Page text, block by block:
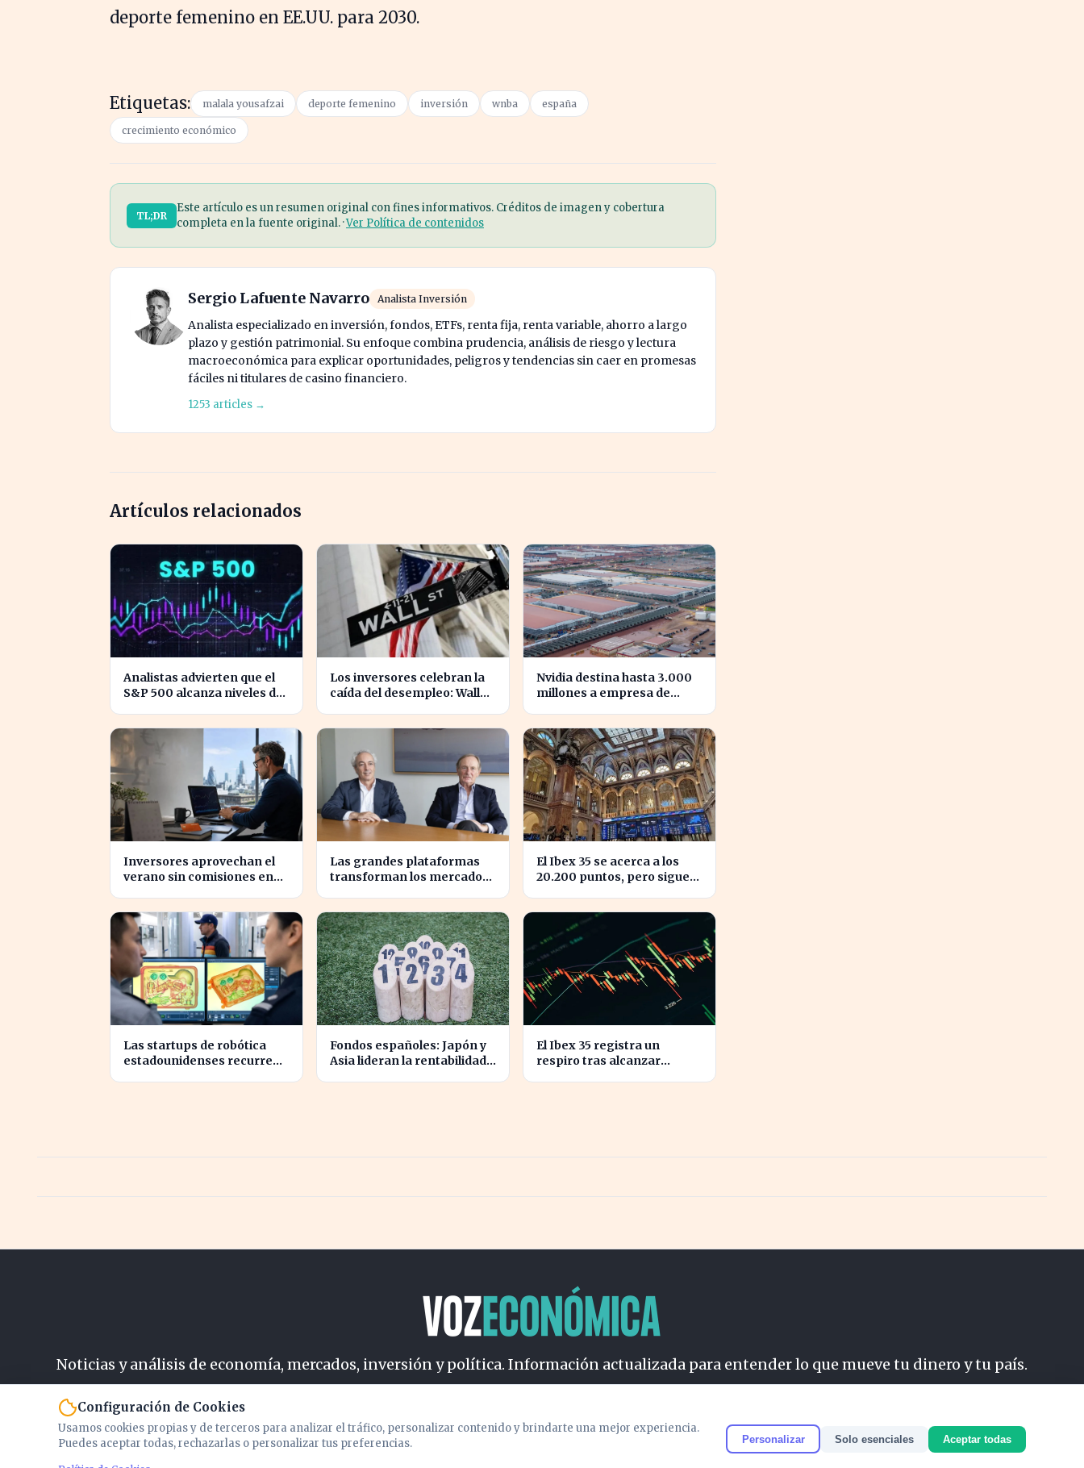
deporte femenino en EE.UU. para 2030.
Etiquetas: malala yousafzai deporte femenino inversión wnba españa
crecimiento económico
TL;DR
Este artículo es un resumen original con fines informativos. Créditos de imagen y cobertura
completa en la fuente original. ·Ver Política de contenidos
Sergio Lafuente Navarro Analista Inversión
Analista especializado en inversión, fondos, ETFs, renta fija, renta variable, ahorro a largo
plazo y gestión patrimonial. Su enfoque combina prudencia, análisis de riesgo y lectura
macroeconómica para explicar oportunidades, peligros y tendencias sin caer en promesas
fáciles ni titulares de casino financiero.
1253 articles →
Artículos relacionados
Analistas advierten que el
S&P 500 alcanza niveles de
Los inversores celebran la
caída del desempleo: Wall
Nvidia destina hasta 3.000
millones a empresa de
Inversores aprovechan el
verano sin comisiones en
internacional
Las grandes plataformas
transforman los mercados
El Ibex 35 se acerca a los
20.200 puntos, pero sigue
Las startups de robótica
estadounidenses recurren
Fondos españoles: Japón y
Asia lideran la rentabilidad
El Ibex 35 registra un
respiro tras alcanzar
Noticias y análisis de economía, mercados, inversión y política. Información actualizada para entender lo que mueve tu dinero y tu país.
Configuración de Cookies
Usamos cookies propias y de terceros para analizar el tráfico, personalizar contenido y brindarte una mejor experiencia.
Puedes aceptar todas, rechazarlas o personalizar tus preferencias.
Personalizar Solo esenciales Aceptar todas